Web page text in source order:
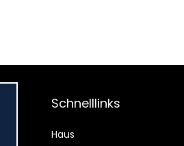
Schnelllinks
Haus